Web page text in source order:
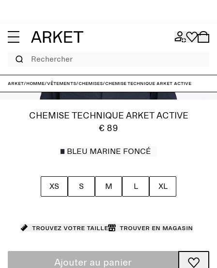
Rechercher
ARKET/Homme/Vêtements/Chemises/Chemise technique ARKET ACTIVE
CHEMISE TECHNIQUE ARKET ACTIVE
€ 89
BLEU MARINE FONCÉ
XS S M L XL
Trouvez votre taille Trouver en magasin
Ajouter au panier